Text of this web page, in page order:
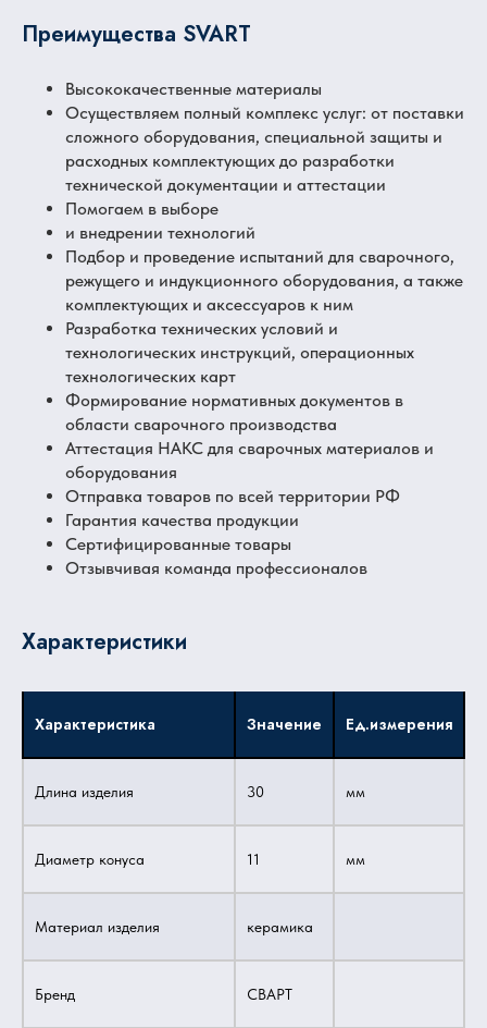
Преимущества SVART
Высококачественные материалы
Осуществляем полный комплекс услуг: от поставки
сложного оборудования, специальной защиты и
расходных комплектующих до разработки
технической документации и аттестации
Помогаем в выборе
и внедрении технологий
Подбор и проведение испытаний для сварочного,
режущего и индукционного оборудования, а также
комплектующих и аксессуаров к ним
Разработка технических условий и
технологических инструкций, операционных
технологических карт
Формирование нормативных документов в
области сварочного производства
Аттестация НАКС для сварочных материалов и
оборудования
Отправка товаров по всей территории РФ
Гарантия качества продукции
Сертифицированные товары
Отзывчивая команда профессионалов
Характеристики
Характеристика Значение Ед.измерения
Длина изделия 30 мм
Диаметр конуса 11 мм
Материал изделия керамика
Бренд СВАРТ